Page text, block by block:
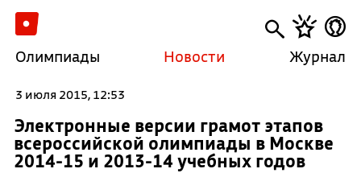
Олимпиады Новости Журнал
3 июля 2015, 12:53
Электронные версии грамот этапов
всероссийской олимпиады в Москве
2014-15 и 2013-14 учебных годов